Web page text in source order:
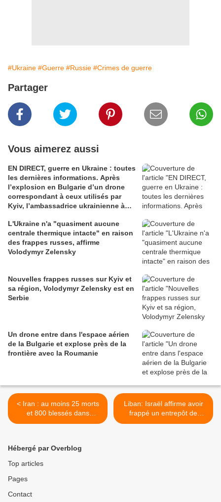
#Ukraine #Guerre #Russie #Crimes de guerre
Partager
Vous aimerez aussi
EN DIRECT, guerre en Ukraine : toutes
les dernières informations. Après
l’explosion en Bulgarie d’un drone
correspondant à ceux utilisés par
Kyiv, l’ambassadrice ukrainienne à
L'Ukraine n'a "quasiment aucune
centrale thermique intacte" en raison
des frappes russes, affirme
Volodymyr Zelensky
Nouvelles frappes russes sur Kyiv et
sa région, Volodymyr Zelensky est en
Serbie
Un drone entre dans l'espace aérien
de la Bulgarie et explose près de la
frontière avec la Roumanie
< Iran : au moins 25 morts
et 800 blessés dans
l'exposition du principal port
Liban: Israël affirme avoir
frappé un entrepôt de
«missiles de précision» du
Hébergé par Overblog
Top articles
Pages
Contact